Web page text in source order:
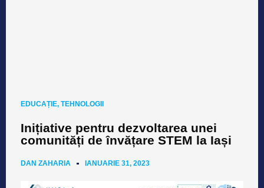
EDUCAȚIE, TEHNOLOGII
Inițiative pentru dezvoltarea unei
comunități de învățare STEM la Iași
DAN ZAHARIA IANUARIE 31, 2023